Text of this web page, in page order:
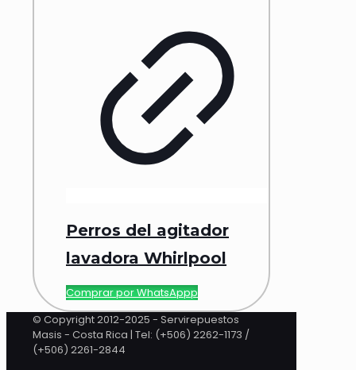
Perros del agitador
lavadora Whirlpool
Comprar por WhatsAppp
© Copyright 2012-2025 - Servirepuestos
Masis - Costa Rica | Tel: (+506) 2262-1173 /
(+506) 2261-2844